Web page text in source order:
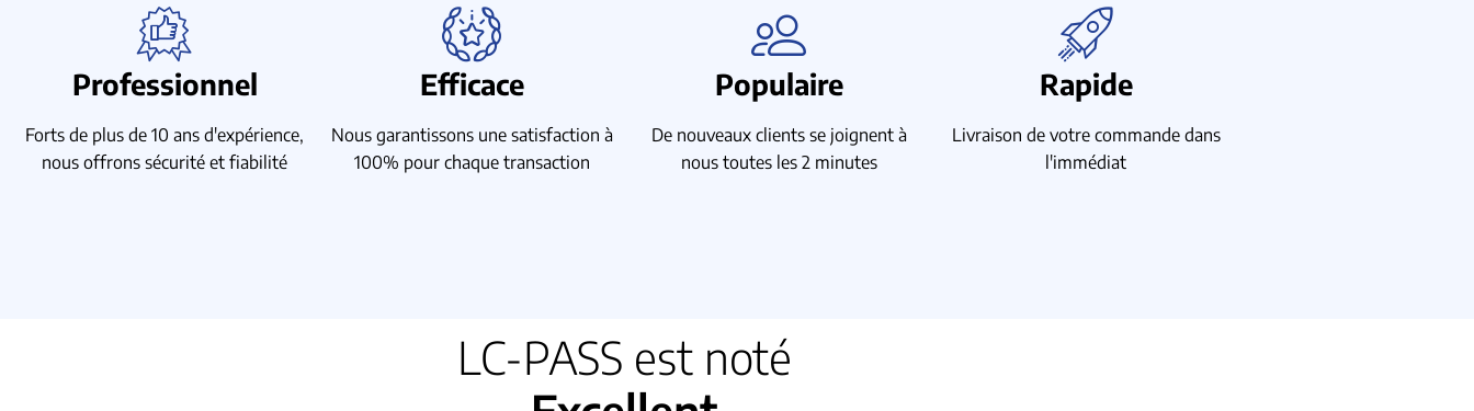
Professionnel
Forts de plus de 10 ans d'expérience,
nous offrons sécurité et fiabilité
Efficace
Nous garantissons une satisfaction à
100% pour chaque transaction
Populaire
De nouveaux clients se joignent à
nous toutes les 2 minutes
Rapide
Livraison de votre commande dans
l'immédiat
LC-PASS est noté